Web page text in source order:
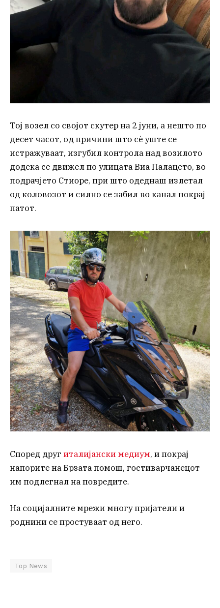
Тој возел со својот скутер на 2 јуни, а нешто по
десет часот, од причини што сè уште се
истражуваат, изгубил контрола над возилото
додека се движел по улицата Виа Палацето, во
подрачјето Стиоре, при што одеднаш излетал
од коловозот и силно се забил во канал покрај
патот.
Според друг италијански медиум, и покрај
напорите на Брзата помош, гостиварчанецот
им подлегнал на повредите.
На социјалните мрежи многу пријатели и
роднини се простуваат од него.
Top News